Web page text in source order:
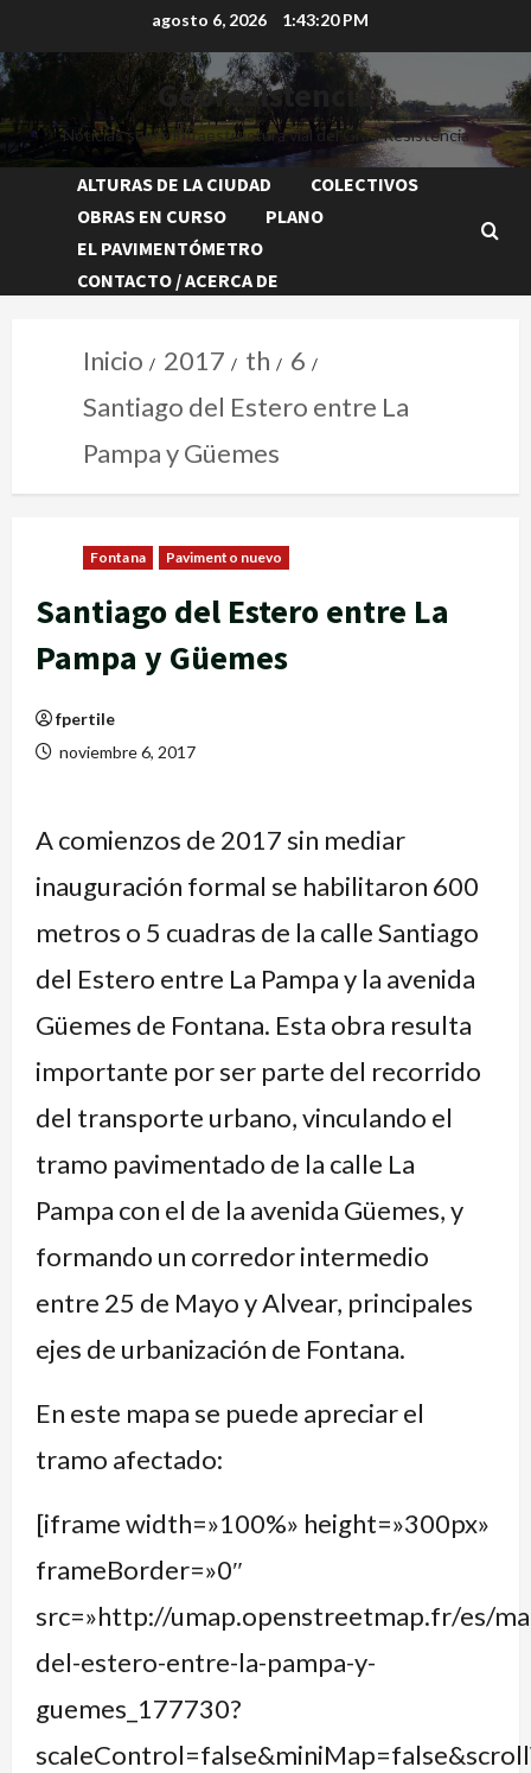
agosto 6, 2026 1:43:22 PM
Georesistencia
Noticias sobre infraestructura vial del Gran Resistencia
ALTURAS DE LA CIUDAD
COLECTIVOS
OBRAS EN CURSO
PLANO
EL PAVIMENTÓMETRO
CONTACTO / ACERCA DE
Inicio 2017 th
6
Santiago del Estero entre La
Pampa y Güemes
Fontana Pavimento nuevo
Santiago del Estero entre La
Pampa y Güemes
fpertile
noviembre 6, 2017
A comienzos de 2017 sin mediar
inauguración formal se habilitaron 600
metros o 5 cuadras de la calle Santiago
del Estero entre La Pampa y la avenida
Güemes de Fontana. Esta obra resulta
importante por ser parte del recorrido
del transporte urbano, vinculando el
tramo pavimentado de la calle La
Pampa con el de la avenida Güemes, y
formando un corredor intermedio
entre 25 de Mayo y Alvear, principales
ejes de urbanización de Fontana.
En este mapa se puede apreciar el
tramo afectado:
[iframe width=»100%» height=»300px»
frameBorder=»0″
src=»http://umap.openstreetmap.fr/es/
del-estero-entre-la-pampa-y-
guemes_177730?